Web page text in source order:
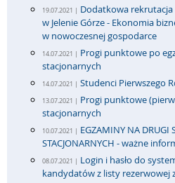
19.07.2021 | Dodatkowa
w Jelenie Górze - Ekonomia
w nowoczesnej gospodarce
14.07.2021 | Progi punktowe po
stacjonarnych
14.07.2021 | Studenci Pierwszego
13.07.2021 | Progi punktowe
stacjonarnych
10.07.2021 | EGZAMINY NA DRUGI
STACJONARNYCH - ważne
08.07.2021 | Login i hasło do
kandydatów z listy rezerwowej